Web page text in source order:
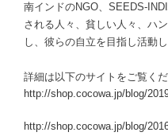
南インドのNGO、SEEDS-
される人々、貧しい人々、ハ
し、彼らの自立を目指し活動
詳細は以下のサイトをご覧くだ
http://shop.cocowa.jp/blog/
http://shop.cocowa.jp/blog/